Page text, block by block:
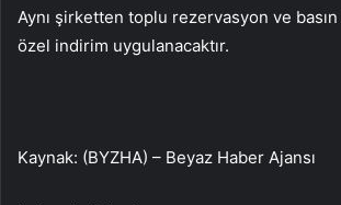
Aynı şirketten toplu rezervasyon ve
özel indirim uygulanacaktır.
Kaynak: (BYZHA) – Beyaz Haber Ajansı